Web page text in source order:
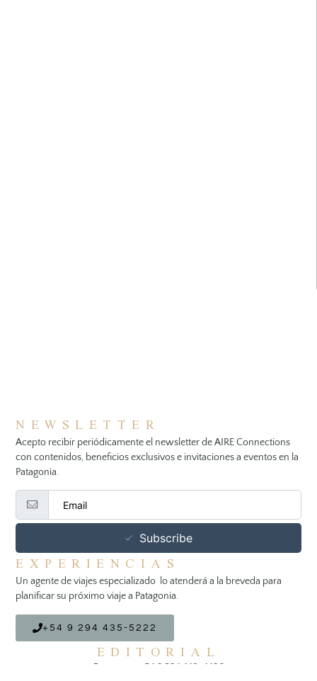
NEWSLETTER
Acepto recibir periódicamente el newsletter de AIRE Connections
con contenidos, beneficios exclusivos e invitaciones a eventos en la
Patagonia.
Subscribe
EXPERIENCIAS
Un agente de viajes especializado lo atenderá a la breveda para
planificar su próximo viaje a Patagonia.
+54 9 294 435-5222
EDITORIAL
Contacto: +54 9 294 448-4490